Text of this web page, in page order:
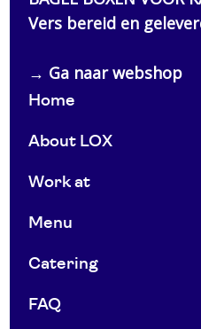
Home
About LOX
Work at
Menu
Catering
FAQ